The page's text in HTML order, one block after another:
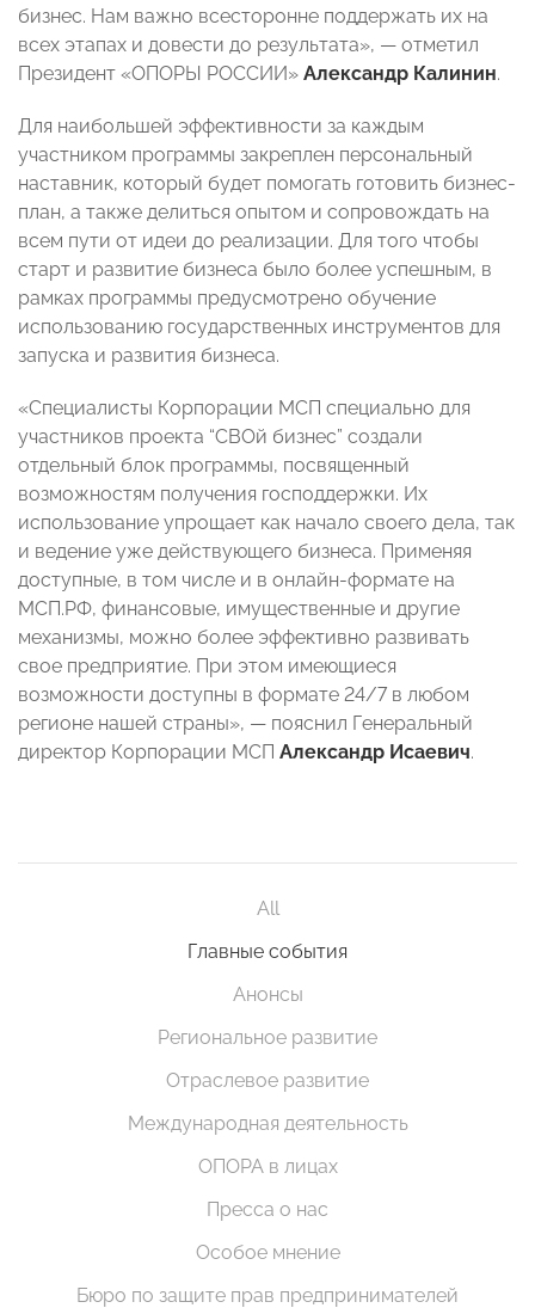
бизнес. Нам важно всесторонне поддержать их на
всех этапах и довести до результата», — отметил
Президент «ОПОРЫ РОССИИ» Александр Калинин.
Для наибольшей эффективности за каждым
участником программы закреплен персональный
наставник, который будет помогать готовить бизнес-
план, а также делиться опытом и сопровождать на
всем пути от идеи до реализации. Для того чтобы
старт и развитие бизнеса было более успешным, в
рамках программы предусмотрено обучение
использованию государственных инструментов для
запуска и развития бизнеса.
«Специалисты Корпорации МСП специально для
участников проекта “СВОй бизнес” создали
отдельный блок программы, посвященный
возможностям получения господдержки. Их
использование упрощает как начало своего дела, так
и ведение уже действующего бизнеса. Применяя
доступные, в том числе и в онлайн-формате на
МСП.РФ, финансовые, имущественные и другие
механизмы, можно более эффективно развивать
свое предприятие. При этом имеющиеся
возможности доступны в формате 24/7 в любом
регионе нашей страны», — пояснил Генеральный
директор Корпорации МСП Александр Исаевич.
All
Главные события
Анонсы
Региональное развитие
Отраслевое развитие
Международная деятельность
ОПОРА в лицах
Пресса о нас
Особое мнение
Бюро по защите прав предпринимателей